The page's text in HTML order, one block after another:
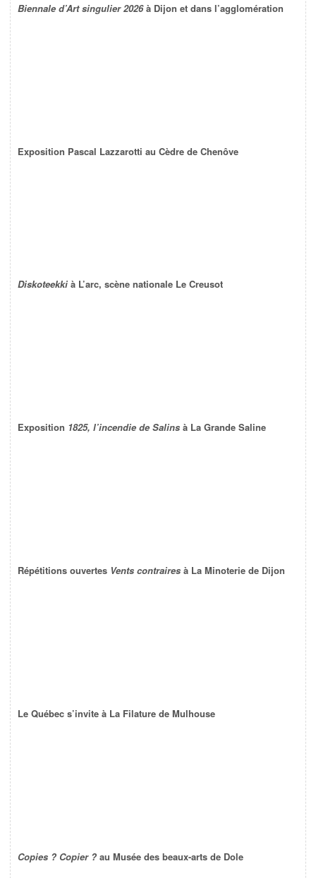
Biennale d’Art singulier 2026à Dijon et dans l’agglomération
Exposition Pascal Lazzarotti au Cèdre de Chenôve
Diskoteekki à L’arc, scène nationale Le Creusot
Exposition 1825, l’incendie de Salins à La Grande Saline
Répétitions ouvertes Vents contraires à La Minoterie de Dijon
Le Québec s’invite à La Filature de Mulhouse
Copies ? Copier ? au Musée des beaux-arts de Dole